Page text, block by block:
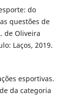
do
questões de
de Oliveira
Laços, 2019.
esportivas.
da categoria